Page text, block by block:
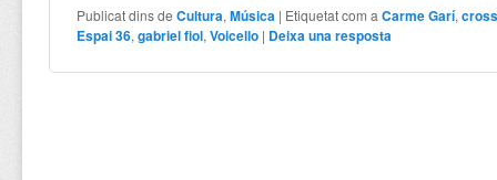
Publicat dins de Cultura,Música | Etiquetat com a Carme Garí,
Espai 36,gabriel fiol,Voicello | Deixa una resposta